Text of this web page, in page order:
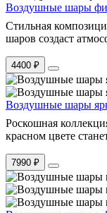
Воздушные шары
Стильная
шаров создаст
4400 ₽
Воздушные шары
Роскошная
красном цвете
7990 ₽